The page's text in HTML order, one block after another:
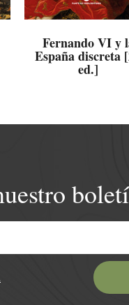
Fernando VI y
España discreta
ed.]